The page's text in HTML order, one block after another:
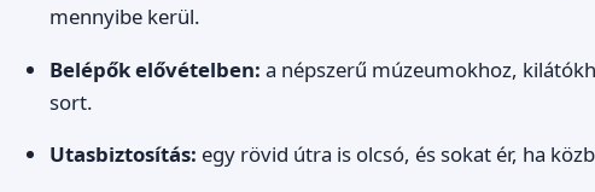
mennyibe kerül.
Belépők elővételben: a népszerű múzeumokhoz,
sort.
Utasbiztosítás: egy rövid útra is olcsó, és sokat ér, ha